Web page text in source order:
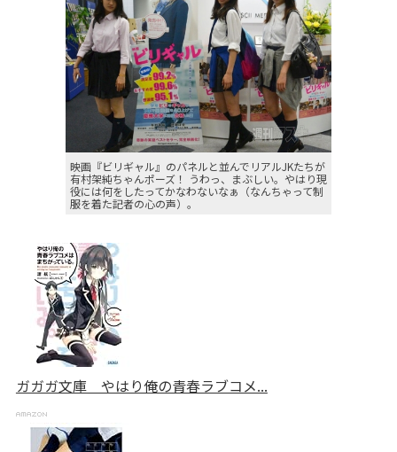
映画『ビリギャル』のパネルと並んでリアルJKたちが
有村架純ちゃんポーズ！ うわっ、まぶしい。やはり現
役には何をしたってかなわないなぁ（なんちゃって制
服を着た記者の心の声）。
ガガガ文庫 やはり俺の青春ラブコメ...